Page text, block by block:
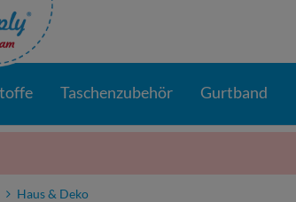
Taschenzubehör Gurtband
Haus & Deko